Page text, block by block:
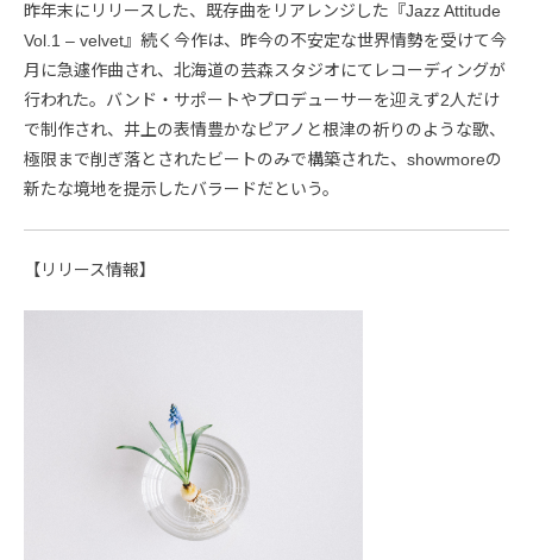
昨年末にリリースした、既存曲をリアレンジした『Jazz Attitude
Vol.1 – velvet』続く今作は、昨今の不安定な世界情勢を受けて今
月に急遽作曲され、北海道の芸森スタジオにてレコーディングが
行われた。バンド・サポートやプロデューサーを迎えず2人だけ
で制作され、井上の表情豊かなピアノと根津の祈りのような歌、
極限まで削ぎ落とされたビートのみで構築された、showmoreの
新たな境地を提示したバラードだという。
【リリース情報】